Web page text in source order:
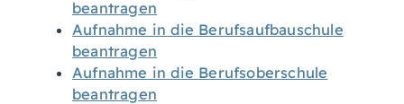
beantragen
Aufnahme in die Berufsaufbauschule
beantragen
Aufnahme in die Berufsoberschule
beantragen